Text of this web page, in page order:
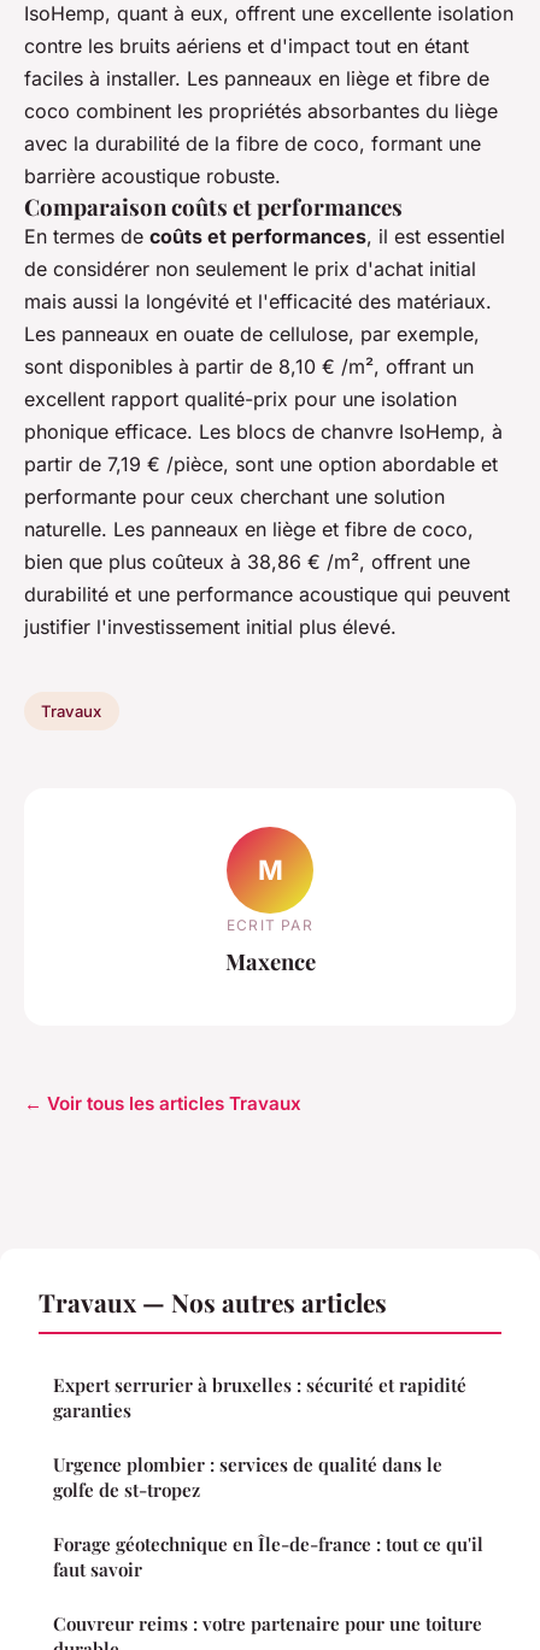
IsoHemp, quant à eux, offrent une excellente isolation
contre les bruits aériens et d'impact tout en étant
faciles à installer. Les panneaux en liège et fibre de
coco combinent les propriétés absorbantes du liège
avec la durabilité de la fibre de coco, formant une
barrière acoustique robuste.
Comparaison coûts et performances
En termes de coûts et performances, il est essentiel
de considérer non seulement le prix d'achat initial
mais aussi la longévité et l'efficacité des matériaux.
Les panneaux en ouate de cellulose, par exemple,
sont disponibles à partir de 8,10 € /m², offrant un
excellent rapport qualité-prix pour une isolation
phonique efficace. Les blocs de chanvre IsoHemp, à
partir de 7,19 € /pièce, sont une option abordable et
performante pour ceux cherchant une solution
naturelle. Les panneaux en liège et fibre de coco,
bien que plus coûteux à 38,86 € /m², offrent une
durabilité et une performance acoustique qui peuvent
justifier l'investissement initial plus élevé.
Travaux
M
ECRIT PAR
Maxence
← Voir tous les articles Travaux
Travaux — Nos autres articles
Expert serrurier à bruxelles : sécurité et rapidité
garanties
Urgence plombier : services de qualité dans le
golfe de st-tropez
Forage géotechnique en Île-de-france : tout ce qu'il
faut savoir
Couvreur reims : votre partenaire pour une toiture